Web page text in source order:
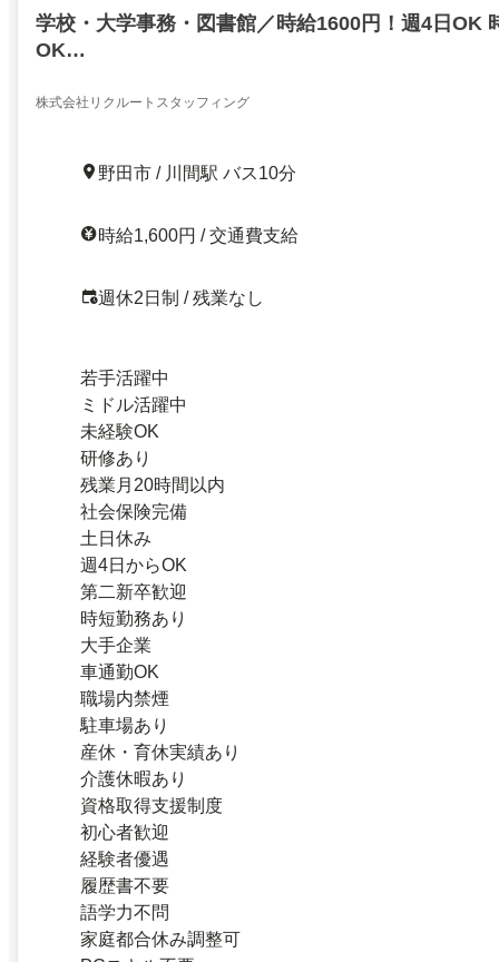
学校・大学事務・図書館／時給1600円！週4日OK
OK…
株式会社リクルートスタッフィング
野田市 / 川間駅 バス10分
時給1,600円 / 交通費支給
週休2日制 / 残業なし
若手活躍中
ミドル活躍中
未経験OK
研修あり
残業月20時間以内
社会保険完備
土日休み
週4日からOK
第二新卒歓迎
時短勤務あり
大手企業
車通勤OK
職場内禁煙
駐車場あり
産休・育休実績あり
介護休暇あり
資格取得支援制度
初心者歓迎
経験者優遇
履歴書不要
語学力不問
家庭都合休み調整可